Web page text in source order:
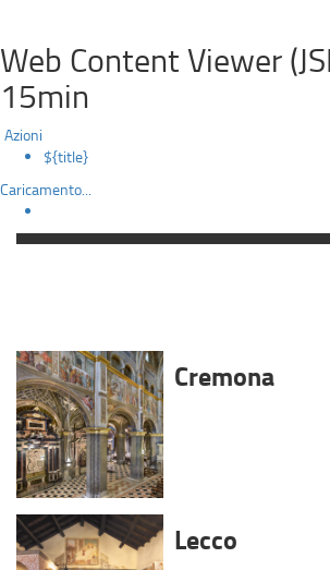
Web Content Viewer
15min
Azioni
${title}
Caricamento...
Cremona
Lecco